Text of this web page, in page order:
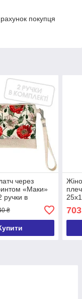
покупця
через
«Маки»
ручки в
₴ 703